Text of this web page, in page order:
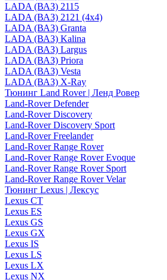
LADA (ВАЗ) 2115
LADA (ВАЗ) 2121 (4x4)
LADA (ВАЗ) Granta
LADA (ВАЗ) Kalina
LADA (ВАЗ) Largus
LADA (ВАЗ) Priora
LADA (ВАЗ) Vesta
LADA (ВАЗ) X-Ray
Тюнинг Land Rover | Ленд Ровер
Land-Rover Defender
Land-Rover Discovery
Land-Rover Discovery Sport
Land-Rover Freelander
Land-Rover Range Rover
Land-Rover Range Rover Evoque
Land-Rover Range Rover Sport
Land-Rover Range Rover Velar
Тюнинг Lexus | Лексус
Lexus CT
Lexus ES
Lexus GS
Lexus GX
Lexus IS
Lexus LS
Lexus LX
Lexus NX